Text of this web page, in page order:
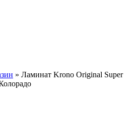
» Ламинат Krono Original Super